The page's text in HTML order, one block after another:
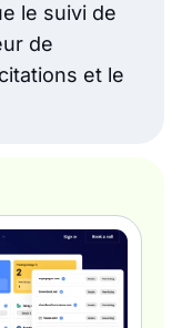
le suivi de
de
et le